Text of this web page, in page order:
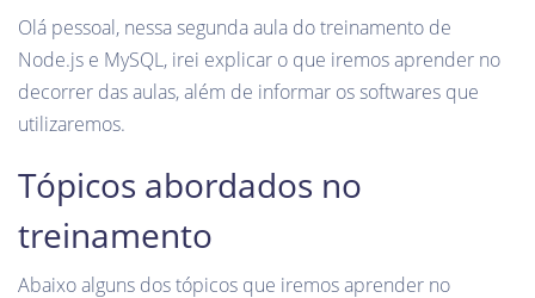
Olá pessoal, nessa segunda aula do treinamento de
Node.js e MySQL, irei explicar o que iremos aprender no
decorrer das aulas, além de informar os softwares que
utilizaremos.
Tópicos abordados no
treinamento
Abaixo alguns dos tópicos que iremos aprender no